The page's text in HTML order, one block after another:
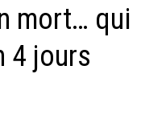
mort… qui
4 jours